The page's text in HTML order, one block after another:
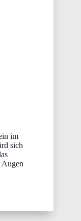
im
sich
Augen